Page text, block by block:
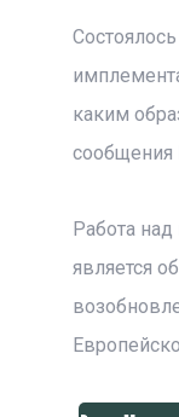
каким
сообщения
Работа
является